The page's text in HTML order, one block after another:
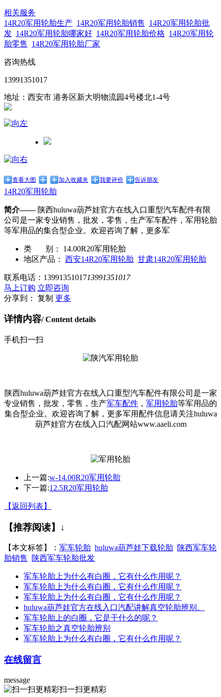
相关服务
14R20军用轮胎生产 14R20军用轮胎销售
14R20军用轮胎批
发 14R20军用轮胎哪家好 14R20军用轮胎价格 14R20军用轮
胎零售
14R20军用轮胎厂家
咨询热线
13991351017
地址：西安市 港务区新大明物流园4号楼北1-4号
查看大图 加入收藏夹 我要评价 告诉朋友
14R20军用轮胎
简介——陕西huluwa葫芦娃官方在线入口重型汽车配件有限
公司是一家专业销售，批发，零售，生产军车配件，军用轮胎
等军用品的集合型企业。欢迎咨询了解，更多军
类 别：
14.00R20军用轮胎
地区产品：
西安14R20军用轮胎 甘肃14R20军用轮胎
联系电话： 1399135101713991351017
马上订购 立即咨询
分享到：
复制 更多
详情内容/ Content details
手机扫一扫
陕西huluwa葫芦娃官方在线入口重型汽车配件有限公司是一家
专业销售，批发，零售，生产军车配件 ， 军用轮胎等军用品的
集合型企业。欢迎咨询了解，更多军用配件信息请关注huluwa
葫芦娃官方在线入口汽配网站www.aaeli.com
上一篇:w-14.00R20军用轮胎
下一篇:12.5R20军用轮胎
【返回列表】
【推荐阅读】↓
【本文标签】： 军车轮胎 huluwa葫芦娃下载轮胎 陕西军车轮
胎销售
陕西军车轮胎批发
军车轮胎上为什么有白圈，它有什么作用呢？
军车轮胎上为什么有白圈，它有什么作用呢？
军车轮胎上为什么有白圈，它有什么作用呢？
huluwa葫芦娃官方在线入口汽配讲解真空轮胎辨别。
军车轮胎上的白圈，它是干什么的呢？
军车轮胎之真空轮胎辨别
军车轮胎上为什么有白圈，它有什么作用呢？
在线留言
message
扫一扫更精彩